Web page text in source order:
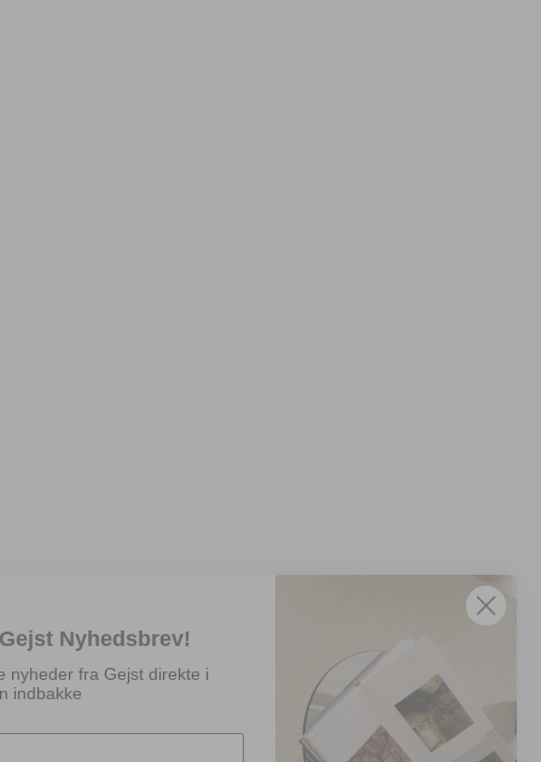
Nyhedsbrev!
nyheder fra Gejst direkte i
indbakke